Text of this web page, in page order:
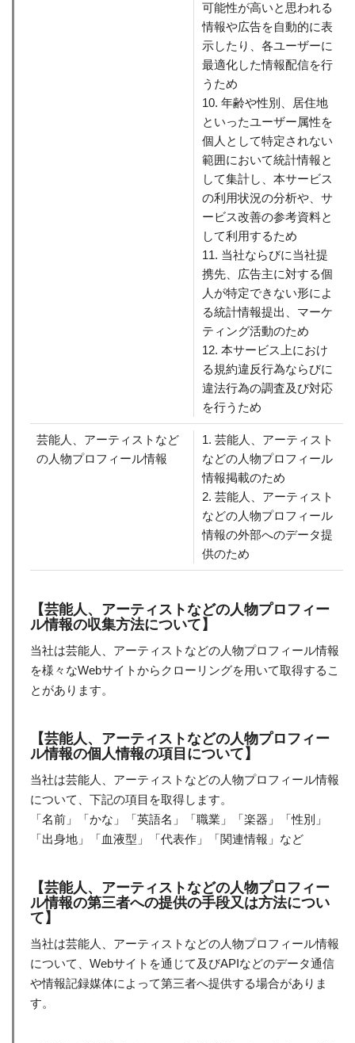
可能性が高いと思われる
情報や広告を自動的に表
示したり、各ユーザーに
最適化した情報配信を行
うため
10. 年齢や性別、居住地
といったユーザー属性を
個人として特定されない
範囲において統計情報と
して集計し、本サービス
の利用状況の分析や、サ
ービス改善の参考資料と
して利用するため
11. 当社ならびに当社提
携先、広告主に対する個
人が特定できない形によ
る統計情報提出、マーケ
ティング活動のため
12. 本サービス上におけ
る規約違反行為ならびに
違法行為の調査及び対応
を行うため
芸能人、アーティストなど
の人物プロフィール情報
1. 芸能人、アーティスト
などの人物プロフィール
情報掲載のため
2. 芸能人、アーティスト
などの人物プロフィール
情報の外部へのデータ提
供のため
【芸能人、アーティストなどの人物プロフィー
ル情報の収集方法について】
当社は芸能人、アーティストなどの人物プロフィール情報
を様々なWebサイトからクローリングを用いて取得するこ
とがあります。
【芸能人、アーティストなどの人物プロフィー
ル情報の個人情報の項目について】
当社は芸能人、アーティストなどの人物プロフィール情報
について、下記の項目を取得します。
「名前」「かな」「英語名」「職業」「楽器」「性別」
「出身地」「血液型」「代表作」「関連情報」など
【芸能人、アーティストなどの人物プロフィー
ル情報の第三者への提供の手段又は方法につい
て】
当社は芸能人、アーティストなどの人物プロフィール情報
について、Webサイトを通じて及びAPIなどのデータ通信
や情報記録媒体によって第三者へ提供する場合がありま
す。